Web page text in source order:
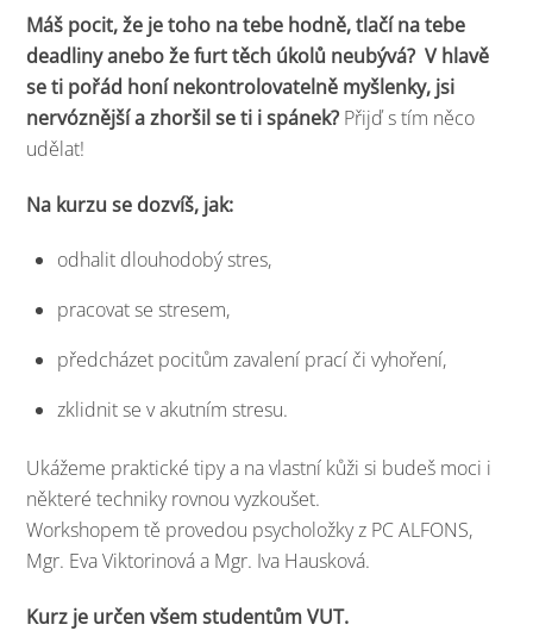
Máš pocit, že je toho na tebe hodně, tlačí na tebe
deadliny anebo že furt těch úkolů neubývá? V hlavě
se ti pořád honí nekontrolovatelně myšlenky, jsi
nervóznější a zhoršil se ti i spánek? Přijď s tím něco
udělat!
Na kurzu se dozvíš, jak:
odhalit dlouhodobý stres,
pracovat se stresem,
předcházet pocitům zavalení prací či vyhoření,
zklidnit se v akutním stresu.
Ukážeme praktické tipy a na vlastní kůži si budeš moci i
některé techniky rovnou vyzkoušet.
Workshopem tě provedou psycholožky z PC ALFONS,
Mgr. Eva Viktorinová a Mgr. Iva Hausková.
Kurz je určen všem studentům VUT.